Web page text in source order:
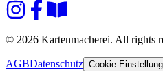
© 2026 Kartenmacherei. All rights
AGBDatenschutz Cookie-